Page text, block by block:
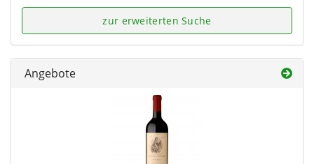
zur erweiterten Suche
Angebote